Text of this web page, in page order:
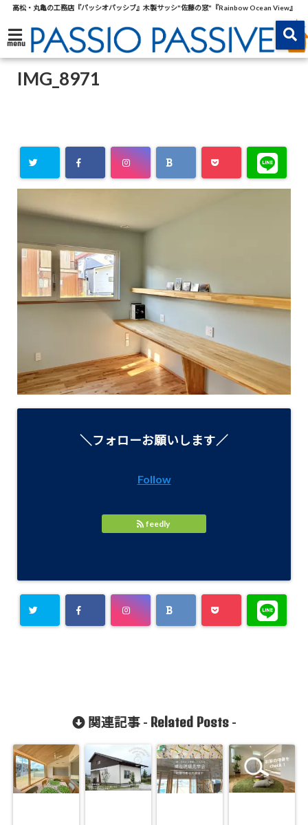
高松・丸亀の工務店『パッシオパッシブ』木製サッシ"佐藤の窓"『Rainbow Ocean View』
menu
IMG_8971
＼フォローお願いします／
Follow
feedly
関連記事 - Related Posts-